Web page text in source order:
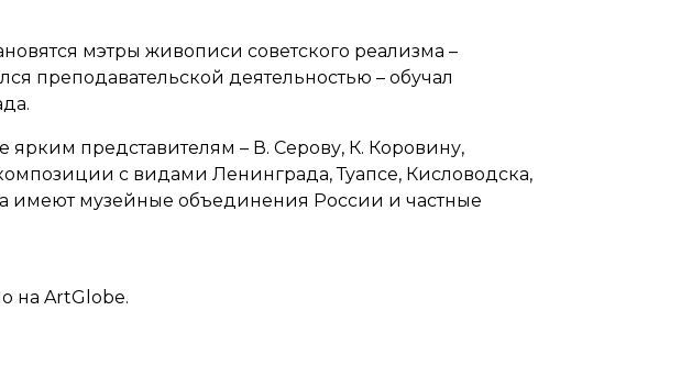
мэтры живописи советского реализма –
преподавательской деятельностью – обучал
представителям – В. Серову, К. Коровину,
с видами Ленинграда, Туапсе, Кисловодска,
имеют музейные объединения России и частные
на ArtGlobe.